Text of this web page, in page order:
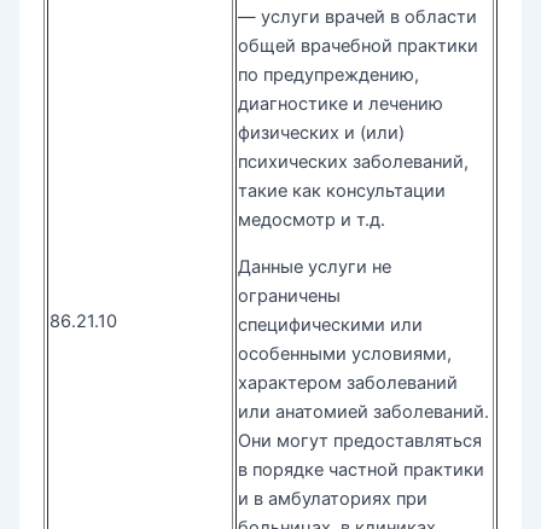
86.21.10
— услуги врачей в области
общей врачебной практики
по предупреждению,
диагностике и лечению
физических и (или)
психических заболеваний,
такие как консультации
медосмотр и т.д.
Данные услуги не
ограничены
специфическими или
особенными условиями,
характером заболеваний
или анатомией заболеваний.
Они могут предоставляться
в порядке частной практики
и в амбулаториях при